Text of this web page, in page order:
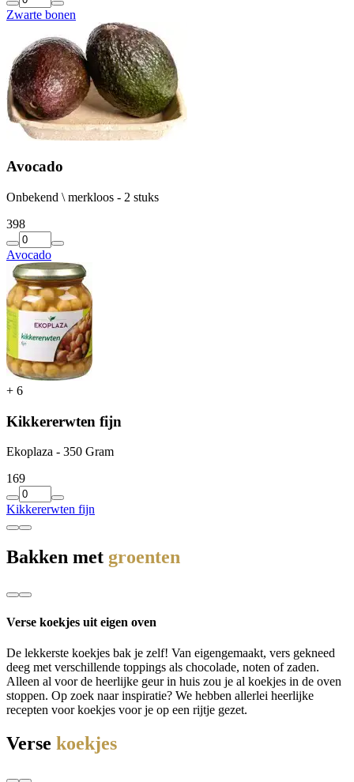
Zwarte bonen
Avocado
Onbekend \ merkloos - 2 stuks
398
Avocado
+ 6
Kikkererwten fijn
Ekoplaza - 350 Gram
169
Kikkererwten fijn
Bakken met groenten
Verse koekjes uit eigen oven
De lekkerste koekjes bak je zelf! Van eigengemaakt, vers gekneed
deeg met verschillende toppings als chocolade, noten of zaden.
Alleen al voor de heerlijke geur in huis zou je al koekjes in de oven
stoppen. Op zoek naar inspiratie? We hebben allerlei heerlijke
recepten voor koekjes voor je op een rijtje gezet.
Verse koekjes